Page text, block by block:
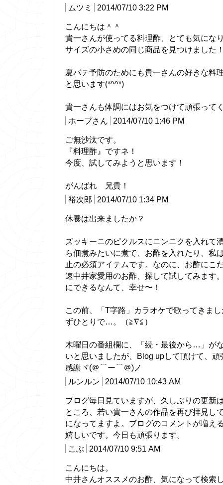
ムツミ
2014/07/10 3:22 PM
こんにちは＾＾
貴一さんが使ってる料理酢、とても気にな
サイズの小さめの同じ商品を見つけました
夏バテ予防のためにも貴一さんの好きな料
と思います(*^^*)
貴一さんも体調にはお気をつけて頑張って
ホープさん
2014/07/10 1:46 PM
ご無沙汰です。
『料理酢』ですネ！
今度、試してみようと思います！
がんばれ 兄貴！
裕次郎
2014/07/10 1:34 PM
休養は出来ましたか？
ズッキーニのピクルスにニンニクを入れて
ら佃煮みたいに煮て、お酢を入れたり、私
止の必須アイテムです。なのに、お酢にこ
速中井家愛用のお酢、探して試してみます
にできるなんて、幸せ〜！
この前、「T字路」カラオケで歌ってきま
ずひとりで…。（≧∇≦）
木曜日の番組欄に、「続・最後から…」が
いと思いましたが、Blog upして頂けて、頑
感謝ヾ(＠⌒ー⌒＠)ノ
ルンルン
2014/07/10 10:43 AM
ブログ毎日見ていますが、久しぶりの更新
ところ、若い貴一さんの作品を再び拝見し
になってますよ。ブログのコメントが増え
嬉しいです。今日も頑張ります。
こぶ
2014/07/10 9:51 AM
こんにちは。
中井さんオススメのお酢、気になって検索